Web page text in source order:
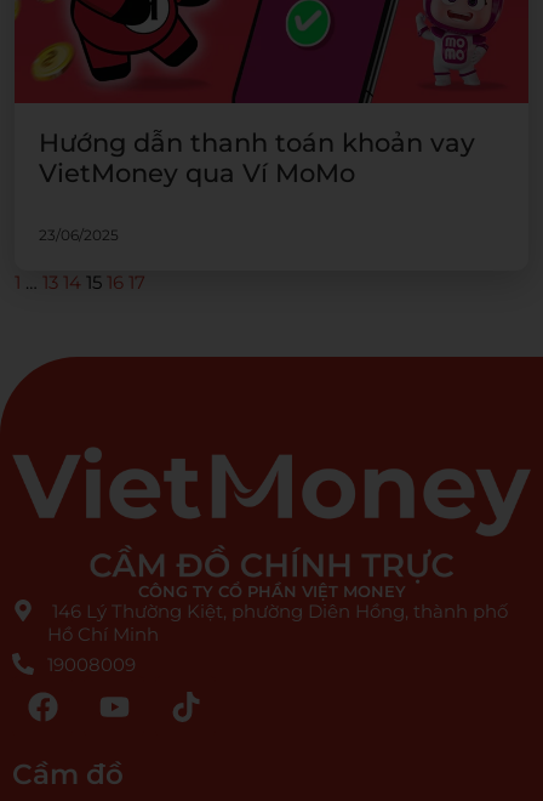
Hướng dẫn thanh toán khoản vay
VietMoney qua Ví MoMo
23/06/2025
1 … 13 14 15 16 17
CÔNG TY CỔ PHẦN VIỆT MONEY
146 Lý Thường Kiệt, phường Diên Hồng, thành phố
Hồ Chí Minh
19008009
Cầm đồ